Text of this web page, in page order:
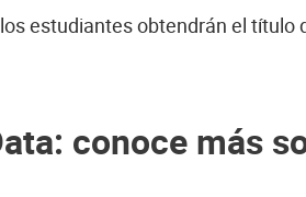
estudiantes obtendrán el título
conoce más